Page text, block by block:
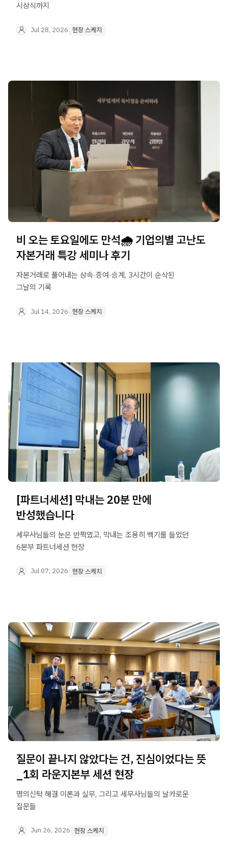
시상식까지
Jul 28, 2026 현장 스케치
비 오는 토요일에도 만석🌧️ 기업의별 고난도
자본거래 특강 세미나 후기
자본거래로 풀어내는 상속·증여·승계, 3시간이 순삭된
그날의 기록
Jul 14, 2026 현장 스케치
[파트너세션] 막내는 20분 만에
반성했습니다
세무사님들의 눈은 반짝였고, 막내는 조용히 백기를 들었던
6본부 파트너세션 현장
Jul 07, 2026 현장 스케치
질문이 끝나지 않았다는 건, 진심이었다는 뜻
_1회 라운지본부 세션 현장
명의신탁 해결 이론과 실무, 그리고 세무사님들의 날카로운
질문들
Jun 26, 2026 현장 스케치